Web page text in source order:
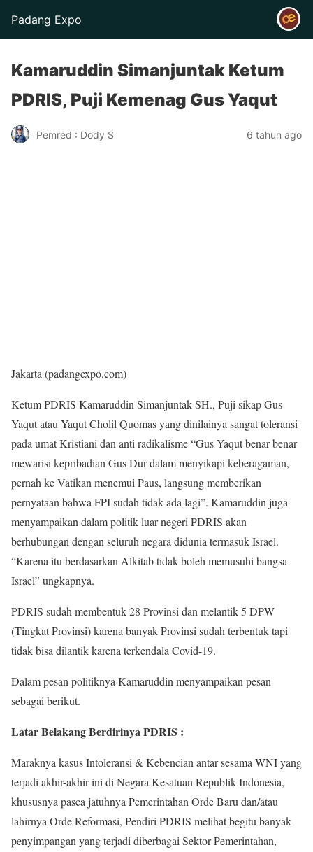
Padang Expo
Kamaruddin Simanjuntak Ketum
PDRIS, Puji Kemenag Gus Yaqut
Pemred : Dody S 6 tahun ago
Jakarta (padangexpo.com)
Ketum PDRIS Kamaruddin Simanjuntak SH., Puji sikap Gus
Yaqut atau Yaqut Cholil Quomas yang dinilainya sangat toleransi
pada umat Kristiani dan anti radikalisme “Gus Yaqut benar benar
mewarisi kepribadian Gus Dur dalam menyikapi keberagaman,
pernah ke Vatikan menemui Paus, langsung memberikan
pernyataan bahwa FPI sudah tidak ada lagi”. Kamaruddin juga
menyampaikan dalam politik luar negeri PDRIS akan
berhubungan dengan seluruh negara didunia termasuk Israel.
“Karena itu berdasarkan Alkitab tidak boleh memusuhi bangsa
Israel” ungkapnya.
PDRIS sudah membentuk 28 Provinsi dan melantik 5 DPW
(Tingkat Provinsi) karena banyak Provinsi sudah terbentuk tapi
tidak bisa dilantik karena terkendala Covid-19.
Dalam pesan politiknya Kamaruddin menyampaikan pesan
sebagai berikut.
Latar Belakang Berdirinya PDRIS :
Maraknya kasus Intoleransi & Kebencian antar sesama WNI yang
terjadi akhir-akhir ini di Negara Kesatuan Republik Indonesia,
khususnya pasca jatuhnya Pemerintahan Orde Baru dan/atau
lahirnya Orde Reformasi, Pendiri PDRIS melihat begitu banyak
penyimpangan yang terjadi diberbagai Sektor Pemerintahan,